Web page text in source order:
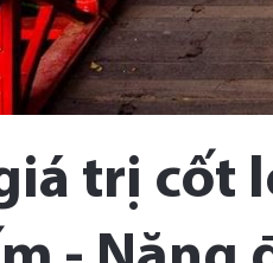
trị cốt